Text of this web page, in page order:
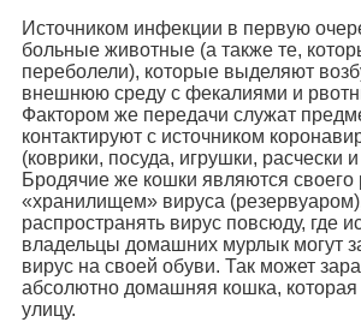
Источником инфекции в первую
больные животные (а также те,
переболели), которые выделяют
внешнюю среду с фекалиями и
Фактором же передачи служат
контактируют с источником
(коврики, посуда, игрушки, расчески
Бродячие же кошки являются своего
«хранилищем» вируса
распространять вирус повсюду, где
владельцы домашних мурлык могут
вирус на своей обуви. Так может
абсолютно домашняя кошка,
улицу.